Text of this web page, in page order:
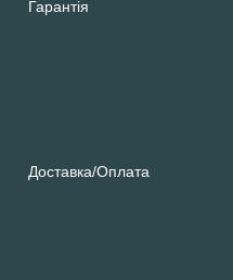
Гарантія
Доставка/Оплата